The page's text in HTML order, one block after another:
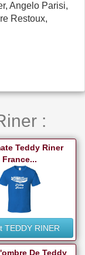
Angelo Parisi,
Restoux,
:
Teddy Riner
France...
TEDDY RINER
De Teddy